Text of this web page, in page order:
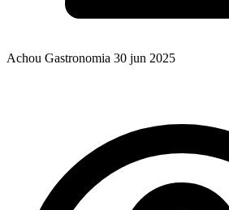
Achou Gastronomia 30 jun 2025